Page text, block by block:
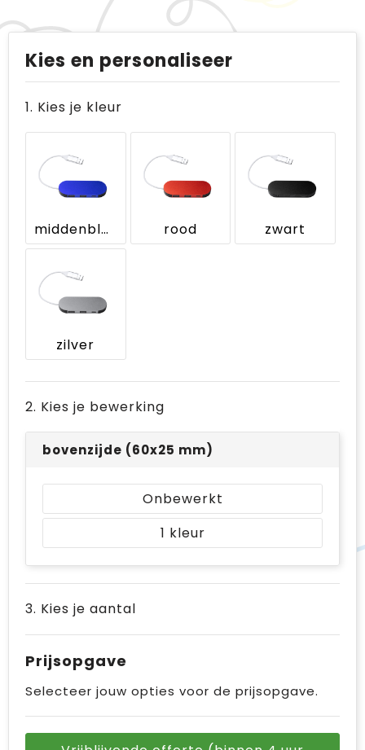
Kies en personaliseer
1. Kies je kleur
middenblauw rood zwart
zilver
2. Kies je bewerking
bovenzijde (60x25 mm)
Onbewerkt
1
3. Kies je aantal
Prijsopgave
Selecteer jouw opties voor de prijsopgave.